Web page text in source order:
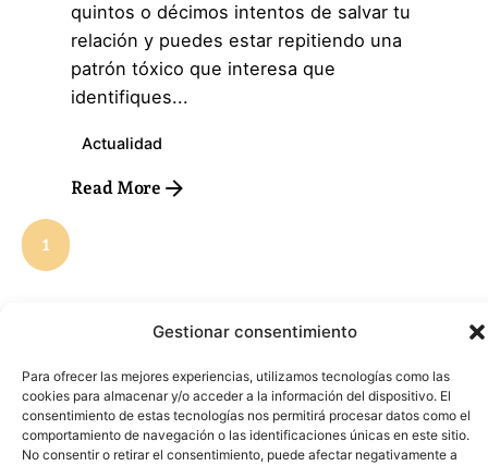
Gestionar consentimiento
Para ofrecer las mejores experiencias, utilizamos tecnologías como las
cookies para almacenar y/o acceder a la información del dispositivo. El
consentimiento de estas tecnologías nos permitirá procesar datos como el
comportamiento de navegación o las identificaciones únicas en este sitio.
No consentir o retirar el consentimiento, puede afectar negativamente a
quintos o décimos intentos de salvar tu
relación y puedes estar repitiendo una
patrón tóxico que interesa que
identifiques...
Actualidad
Read More
1
nosotros
de pareja